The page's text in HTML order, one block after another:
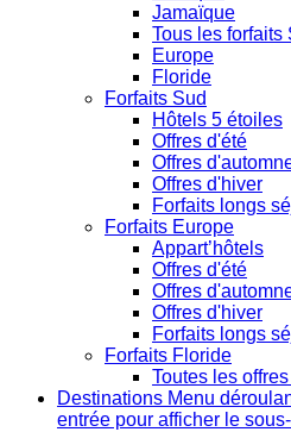
Jamaïque
Tous les forfaits
Europe
Floride
Forfaits Sud
Hôtels 5 étoiles
Offres d'été
Offres
Offres d'hiver
Forfaits longs
Forfaits Europe
Appart’hôtels
Offres d'été
Offres
Offres d'hiver
Forfaits longs
Forfaits Floride
Toutes les
Destinations Menu
entrée pour afficher le